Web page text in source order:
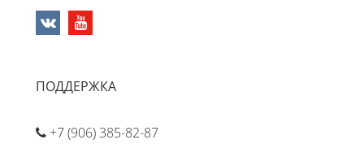
ПОДДЕРЖКА
+7 (906) 385-82-87